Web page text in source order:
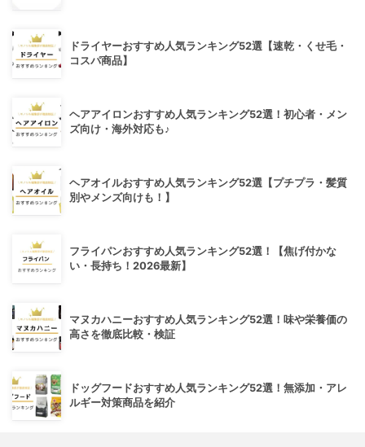
ドライヤーおすすめ人気ランキング52選【速乾・くせ毛・
コスパ商品】
ヘアアイロンおすすめ人気ランキング52選！初心者・メン
ズ向け・海外対応も♪
ヘアオイルおすすめ人気ランキング52選【プチプラ・髪質
別やメンズ向けも！】
フライパンおすすめ人気ランキング52選！【焦げ付かな
い・長持ち！2026最新】
マヌカハニーおすすめ人気ランキング52選！味や栄養価の
高さを徹底比較・検証
ドッグフードおすすめ人気ランキング52選！無添加・アレ
ルギー対策商品を紹介